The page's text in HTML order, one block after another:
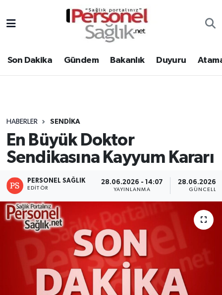
Son Dakika Gündem Bakanlık Duyuru
HABERLER SENDIKA
En Büyük Doktor
Sendikasına Kayyum Kararı
PERSONEL SAĞLIK
EDITÖR
28.06.2026 - 14:07
YAYINLANMA
28.06.2026 -
Gündem
Atamalar
Mevzuat
Sendika
Kpss - Sınav
Nöbetçi Eczaneler
Hava Durumu
Tüm Manşetler
Son Dakika Haberleri
Haber Arşivi